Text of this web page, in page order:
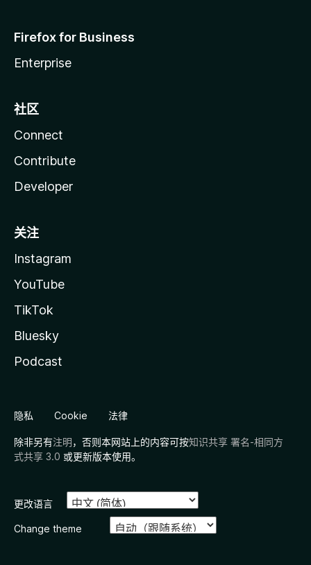
Firefox for Business
Enterprise
社区
Connect
Contribute
Developer
关注
Instagram
YouTube
TikTok
Bluesky
Podcast
隐私 Cookie 法律
除非另有注明，否则本网站上的内容可按知识共享 署名-相同方
式共享 3.0 或更新版本使用。
更改语言
Change theme